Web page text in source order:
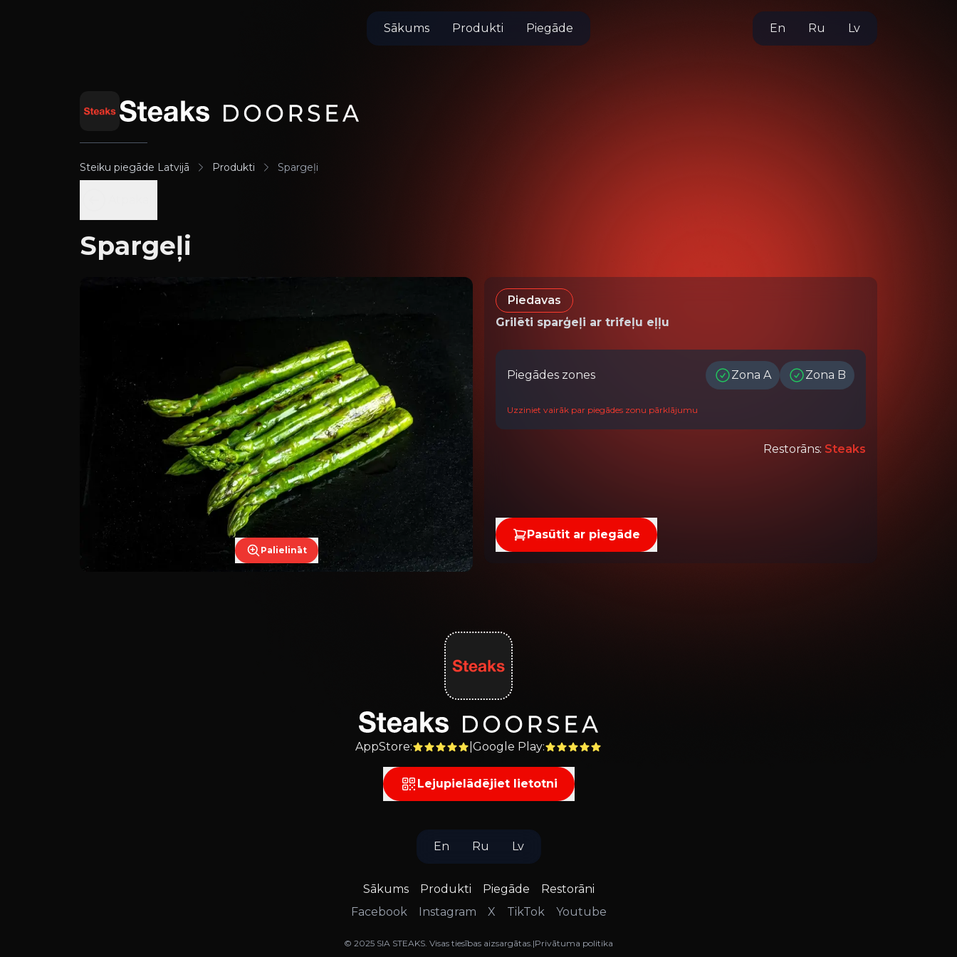
Sākums Produkti Piegāde En Ru Lv
Steiku piegāde Latvijā Produkti Spargeļi
Spargeļi
Palielināt
Piedavas
Grilēti sparģeļi ar trifeļu eļļu
Piegādes zones Zona A Zona B
Uzziniet vairāk par piegādes zonu pārklājumu
Restorāns: Steaks
Pasūtit ar piegāde
AppStore: Google Play:
Lejupielādējiet lietotni
En Ru Lv
Sākums Produkti Piegāde
Restorāni
Facebook
Instagram X TikTok Youtube
© 2025 SIA STEAKS. Visas tiesības aizsargātas.|Privātuma politika